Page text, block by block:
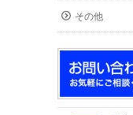
その他